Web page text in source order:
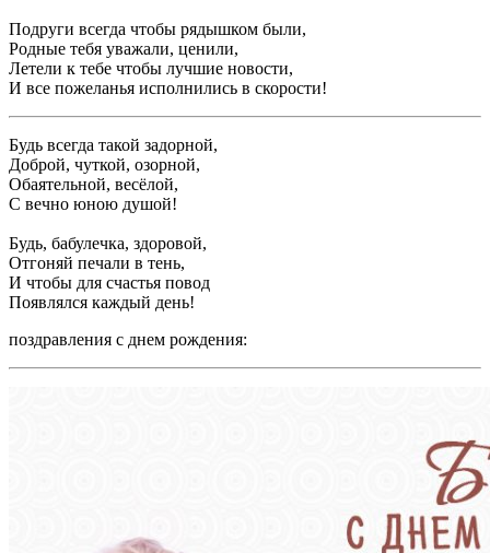
Подруги всегда чтобы рядышком были,
Родные тебя уважали, ценили,
Летели к тебе чтобы лучшие новости,
И все пожеланья исполнились в скорости!
Будь всегда такой задорной,
Доброй, чуткой, озорной,
Обаятельной, весёлой,
С вечно юною душой!
Будь, бабулечка, здоровой,
Отгоняй печали в тень,
И чтобы для счастья повод
Появлялся каждый день!
поздравления с днем рождения: